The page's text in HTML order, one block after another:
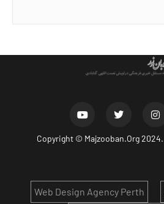
Copyright © Majzooban.Org
Web Design Agency Perth